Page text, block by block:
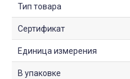
Тип товара
Сертификат
Единица измерения
В упаковке